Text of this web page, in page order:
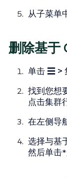
从子菜单
删除基于
单击 ☰ >
找到您想
点击集群
在左侧导
选择与基
然后单击*